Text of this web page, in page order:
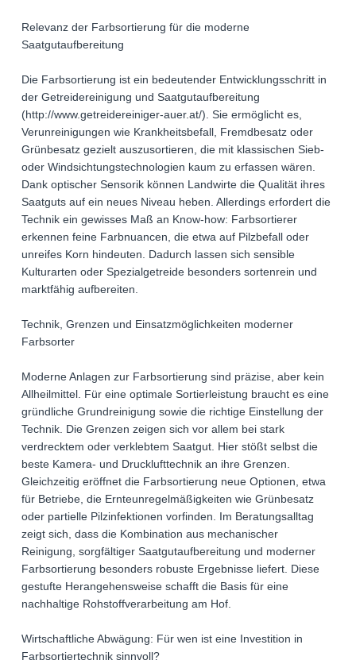
Relevanz der Farbsortierung für die moderne
Saatgutaufbereitung
Die Farbsortierung ist ein bedeutender Entwicklungsschritt in
der Getreidereinigung und Saatgutaufbereitung
(http://www.getreidereiniger-auer.at/). Sie ermöglicht es,
Verunreinigungen wie Krankheitsbefall, Fremdbesatz oder
Grünbesatz gezielt auszusortieren, die mit klassischen Sieb-
oder Windsichtungstechnologien kaum zu erfassen wären.
Dank optischer Sensorik können Landwirte die Qualität ihres
Saatguts auf ein neues Niveau heben. Allerdings erfordert die
Technik ein gewisses Maß an Know-how: Farbsortierer
erkennen feine Farbnuancen, die etwa auf Pilzbefall oder
unreifes Korn hindeuten. Dadurch lassen sich sensible
Kulturarten oder Spezialgetreide besonders sortenrein und
marktfähig aufbereiten.
Technik, Grenzen und Einsatzmöglichkeiten moderner
Farbsorter
Moderne Anlagen zur Farbsortierung sind präzise, aber kein
Allheilmittel. Für eine optimale Sortierleistung braucht es eine
gründliche Grundreinigung sowie die richtige Einstellung der
Technik. Die Grenzen zeigen sich vor allem bei stark
verdrecktem oder verklebtem Saatgut. Hier stößt selbst die
beste Kamera- und Drucklufttechnik an ihre Grenzen.
Gleichzeitig eröffnet die Farbsortierung neue Optionen, etwa
für Betriebe, die Ernteunregelmäßigkeiten wie Grünbesatz
oder partielle Pilzinfektionen vorfinden. Im Beratungsalltag
zeigt sich, dass die Kombination aus mechanischer
Reinigung, sorgfältiger Saatgutaufbereitung und moderner
Farbsortierung besonders robuste Ergebnisse liefert. Diese
gestufte Herangehensweise schafft die Basis für eine
nachhaltige Rohstoffverarbeitung am Hof.
Wirtschaftliche Abwägung: Für wen ist eine Investition in
Farbsortiertechnik sinnvoll?